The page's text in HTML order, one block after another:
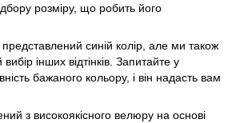
розміру, що робить його
синій колір, але ми також
інших відтінків. Запитайте у
бажаного кольору, і він надасть вам
з високоякісного велюру на основі